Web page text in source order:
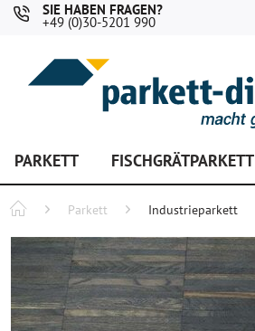
SIE HABEN FRAGEN?
+49 (0)30-5201 990
PARKETT FISCHGRÄTPARKETT
Parkett Industrieparkett